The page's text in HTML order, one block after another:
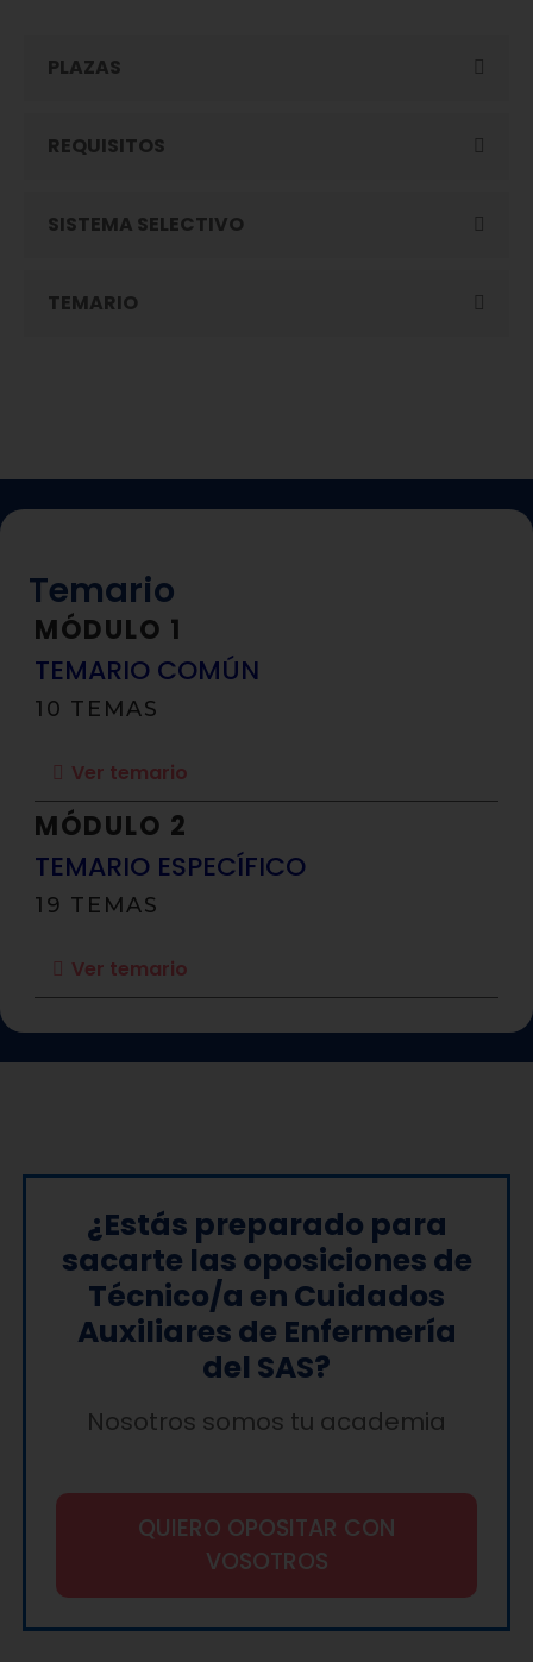
PLAZAS
REQUISITOS
SISTEMA SELECTIVO
TEMARIO
Temario
MÓDULO 1
TEMARIO COMÚN
10 TEMAS
Ver temario
MÓDULO 2
TEMARIO ESPECÍFICO
19 TEMAS
Ver temario
¿Estás preparado para
sacarte las oposiciones de
Técnico/a en Cuidados
Auxiliares de Enfermería
del SAS?
Nosotros somos tu academia
QUIERO OPOSITAR CON
VOSOTROS